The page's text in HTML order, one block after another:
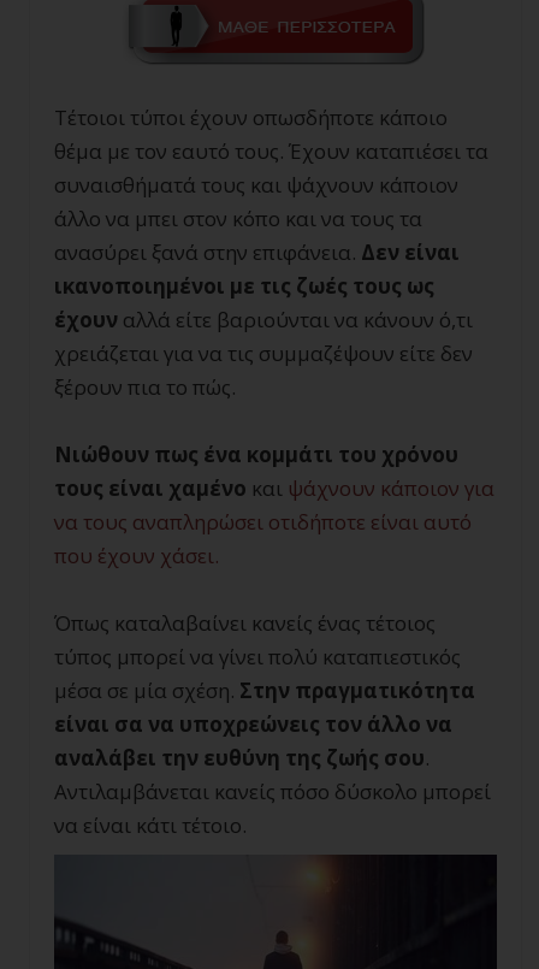
Τέτοιοι τύποι έχουν οπωσδήποτε κάποιο
θέμα με τον εαυτό τους. Έχουν καταπιέσει τα
συναισθήματά τους και ψάχνουν κάποιον
άλλο να μπει στον κόπο και να τους τα
ανασύρει ξανά στην επιφάνεια. Δεν είναι
ικανοποιημένοι με τις ζωές τους ως
έχουν αλλά είτε βαριούνται να κάνουν ό,τι
χρειάζεται για να τις συμμαζέψουν είτε δεν
ξέρουν πια το πώς.
Νιώθουν πως ένα κομμάτι του χρόνου
τους είναι χαμένο και ψάχνουν κάποιον για
να τους αναπληρώσει οτιδήποτε είναι αυτό
που έχουν χάσει.
Όπως καταλαβαίνει κανείς ένας τέτοιος
τύπος μπορεί να γίνει πολύ καταπιεστικός
μέσα σε μία σχέση. Στην πραγματικότητα
είναι σα να υποχρεώνεις τον άλλο να
αναλάβει την ευθύνη της ζωής σου.
Αντιλαμβάνεται κανείς πόσο δύσκολο μπορεί
να είναι κάτι τέτοιο.